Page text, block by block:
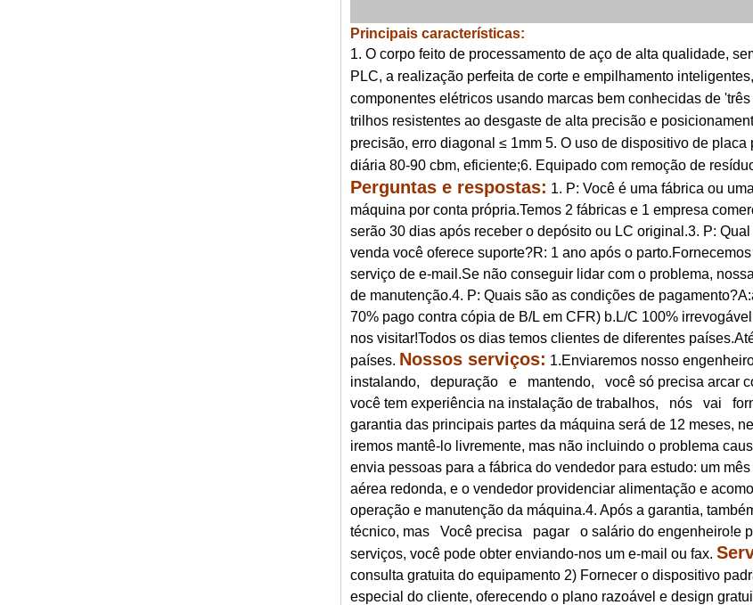
Principais características:
1. O corpo feito de processamento de aço de alta qualidade,
PLC, a realização perfeita de corte e empilhamento
componentes elétricos usando marcas bem conhecidas de
trilhos resistentes ao desgaste de alta precisão e
precisão, erro diagonal ≤ 1mm 5. O uso de dispositivo de
diária 80-90 cbm, eficiente;6. Equipado com remoção de
Perguntas e respostas: 1. P: Você é uma fábrica ou
máquina por conta própria.Temos 2 fábricas e 1 empresa
serão 30 dias após receber o depósito ou LC original.3. P:
venda você oferece suporte?R: 1 ano após o
serviço de e-mail.Se não conseguir lidar com o problema,
de manutenção.4. P: Quais são as condições de
70% pago contra cópia de B/L em CFR) b.L/C 100%
nos visitar!Todos os dias temos clientes de diferentes
países. Nossos serviços: 1.Enviaremos nosso
instalando, depuração e mantendo, você só precisa arcar
você tem experiência na instalação de trabalhos, nós vai
garantia das principais partes da máquina será de 12 meses,
iremos mantê-lo livremente, mas não incluindo o problema
envia pessoas para a fábrica do vendedor para estudo: um
aérea redonda, e o vendedor providenciar alimentação e
operação e manutenção da máquina.4. Após a garantia,
técnico, mas Você precisa pagar o salário do engenheiro!e
serviços, você pode obter enviando-nos um e-mail ou fax.
consulta gratuita do equipamento 2) Fornecer o dispositivo
especial do cliente, oferecendo o plano razoável e design